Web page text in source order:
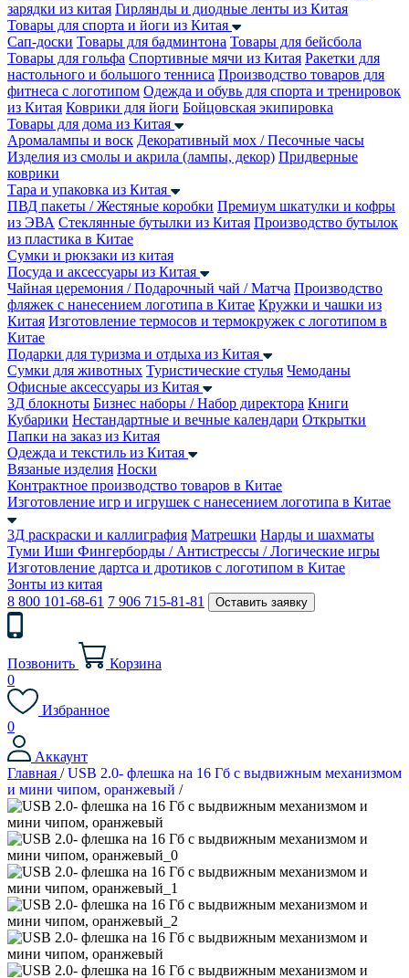
зарядки из китая Гирлянды и диодные ленты из Китая
Товары для спорта и йоги из Китая
Сап-доски Товары для бадминтона Товары для бейсбола
Товары для гольфа Спортивные мячи из Китая Ракетки для
настольного и большого тенниса Производство товаров для
фитнеса с логотипом Одежда и обувь для спорта и тренировок
из Китая Коврики для йоги Бойцовская экипировка
Товары для дома из Китая
Аромалампы и воск Декоративный мох / Песочные часы
Изделия из смолы и акрила (лампы, декор) Придверные
коврики
Тара и упаковка из Китая
ПВД пакеты / Жестяные коробки Премиум шкатулки и кофры
из ЭВА Стеклянные бутылки из Китая Производство бутылок
из пластика в Китае
Сумки и рюкзаки из китая
Посуда и аксессуары из Китая
Чайная церемония / Подарочный чай / Матча Производство
фляжек с нанесением логотипа в Китае Кружки и чашки из
Китая Изготовление термосов и термокружек с логотипом в
Китае
Подарки для туризма и отдыха из Китая
Сумки для животных Туристические стулья Чемоданы
Офисные аксессуары из Китая
3Д блокноты Бизнес наборы / Набор директора Книги
Кубарики Нестандартные и вечные календари Открытки
Папки на заказ из Китая
Одежда и текстиль из Китая
Вязаные изделия Носки
Контрактное производство товаров в Китае
Изготовление игр и игрушек с нанесением логотипа в Китае
3Д раскраски и каллиграфия Матрешки Нарды и шахматы
Туми Иши Фингерборды / Антистрессы / Логические игры
Изготовление дартса и дротиков с логотипом в Китае
Зонты из китая
8 800 101-68-61 7 906 715-81-81 Оставить заявку
Позвонить
Корзина
0
Избранное
0
Аккаунт
Главная / USB 2.0- флешка на 16 Гб с выдвижным механизмом
и мини чипом, оранжевый /